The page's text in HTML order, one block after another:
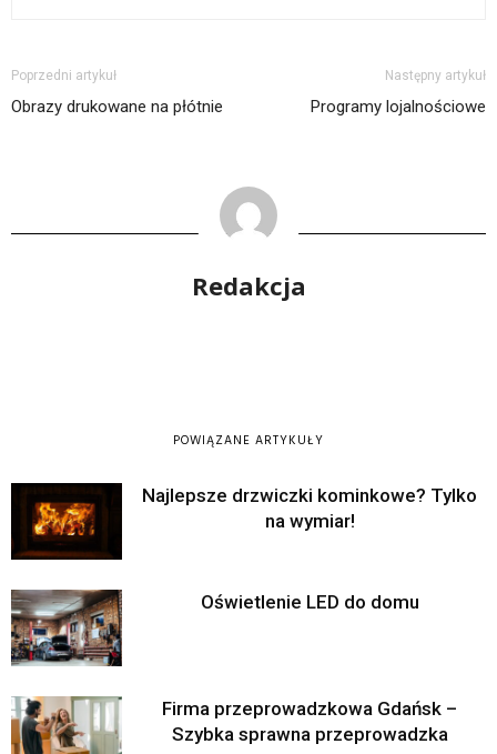
Poprzedni artykuł
Obrazy drukowane na płótnie
Następny artykuł
Programy lojalnościowe
Redakcja
POWIĄZANE ARTYKUŁY
Najlepsze drzwiczki kominkowe? Tylko
na wymiar!
Oświetlenie LED do domu
Firma przeprowadzkowa Gdańsk –
Szybka sprawna przeprowadzka